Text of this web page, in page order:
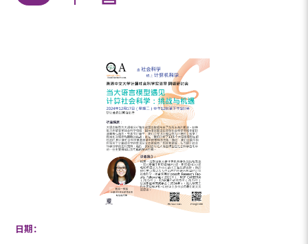
日期：